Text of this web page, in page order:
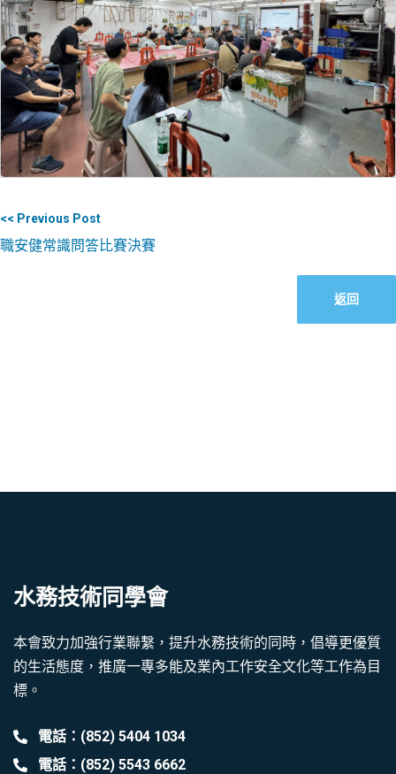
<< Previous Post
職安健常識問答比賽決賽
返回
水務技術同學會
本會致力加強行業聯繫，提升水務技術的同時，倡導更優質
的生活態度，推廣一專多能及業內工作安全文化等工作為目
標。
電話：(852) 5404 1034
電話：(852) 5543 6662